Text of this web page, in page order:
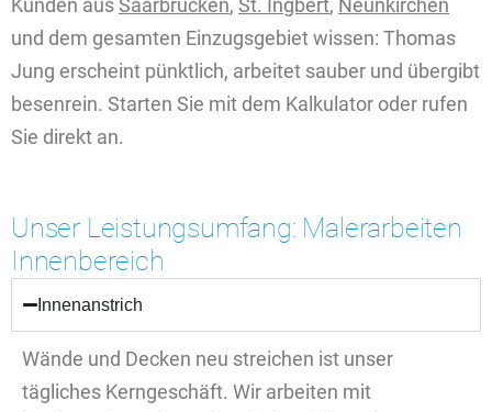
Kunden ausSaarbrücken, St. Ingbert, Neunkirchen
und dem gesamten Einzugsgebiet wissen: Thomas
Jung erscheint pünktlich, arbeitet sauber und übergibt
besenrein. Starten Sie mit dem Kalkulator oder rufen
Sie direkt an.
Unser Leistungsumfang: Malerarbeiten
Innenbereich
Innenanstrich
Wände und Decken neu streichen ist unser
tägliches Kerngeschäft. Wir arbeiten mit